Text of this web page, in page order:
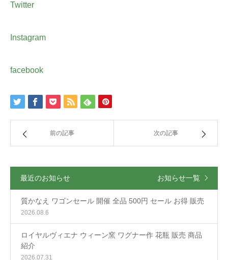
Twitter
Instagram
facebook
前の記事 次の記事
最近のお知らせ お知らせ一覧
質かなえ ワゴンセール 開催 全品 500円 セール お得 販売
2026.08.6
ロイヤルヴィエナ ウィーン窯 ワグナー作 花瓶 販売 商品
紹介
2026.07.31